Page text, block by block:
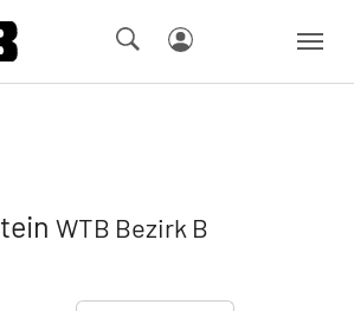
WTB Bezirk B